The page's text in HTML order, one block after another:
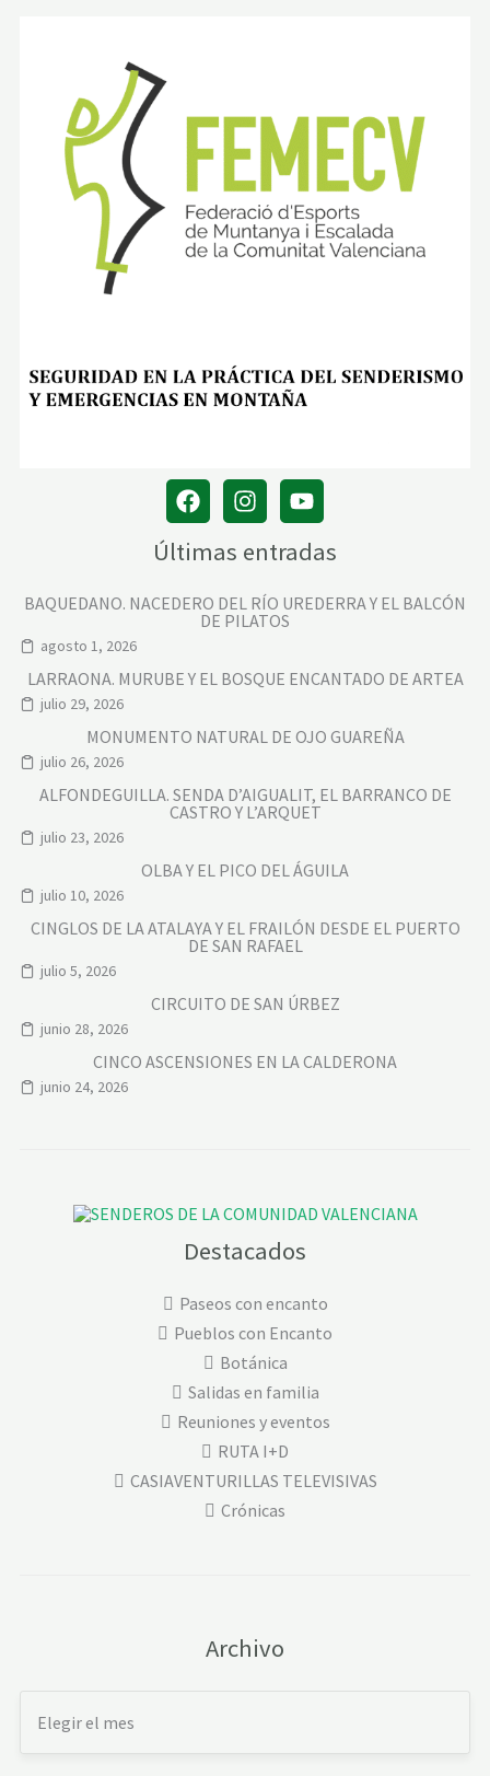
Últimas entradas
BAQUEDANO. NACEDERO DEL RÍO UREDERRA Y EL BALCÓN
DE PILATOS
agosto 1, 2026
LARRAONA. MURUBE Y EL BOSQUE ENCANTADO DE ARTEA
julio 29, 2026
MONUMENTO NATURAL DE OJO GUAREÑA
julio 26, 2026
ALFONDEGUILLA. SENDA D’AIGUALIT, EL BARRANCO DE
CASTRO Y L’ARQUET
julio 23, 2026
OLBA Y EL PICO DEL ÁGUILA
julio 10, 2026
CINGLOS DE LA ATALAYA Y EL FRAILÓN DESDE EL PUERTO
DE SAN RAFAEL
julio 5, 2026
CIRCUITO DE SAN ÚRBEZ
junio 28, 2026
CINCO ASCENSIONES EN LA CALDERONA
junio 24, 2026
Destacados
Paseos con encanto
Pueblos con Encanto
Botánica
Salidas en familia
Reuniones y eventos
RUTA I+D
CASIAVENTURILLAS TELEVISIVAS
Crónicas
Archivo